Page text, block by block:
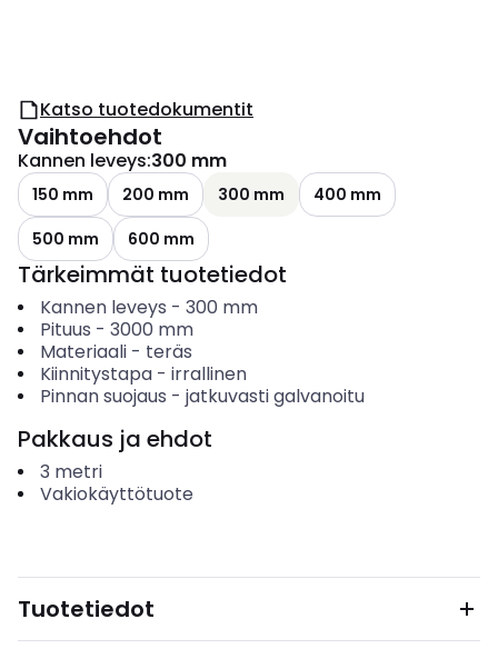
Katso tuotedokumentit
Vaihtoehdot
Kannen leveys:300 mm
150 mm 200 mm 300 mm
400 mm
500 mm
600 mm
Tärkeimmät tuotetiedot
Kannen leveys - 300 mm
Pituus - 3000 mm
Materiaali- teräs
Kiinnitystapa- irrallinen
Pinnan suojaus - jatkuvasti galvanoitu
Pakkaus ja ehdot
3 metri
Vakiokäyttötuote
Tuotetiedot